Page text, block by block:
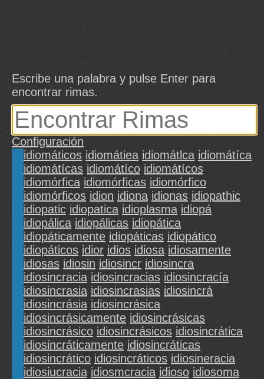
Escribe una palabra y pulse Enter para
encontrar rimas.
Configuración
idiomáticos idiomátiea idiomátlca idiomátíca
idiomátícas idiomátíco idiomátícos
idiomórfica idiomórficas idiomórfico
idiomórficos idion idiona idionas idiopathic
idiopatic idiopatica idioplasma idiopá
idiopálica idiopálicas idiopática
idiopáticamente idiopáticas idiopático
idiopáticos idior idios idiosa idiosamente
idiosas idiosin idiosincr idiosincra
idiosincracia idiosincracias idiosincracía
idiosincrasia idiosincrasias idiosincrá
idiosincrásia idiosincrásica
idiosincrásicamente idiosincrásicas
idiosincrásico idiosincrásicos idiosincrática
idiosincráticamente idiosincráticas
idiosincrático idiosincráticos idiosineracia
idiosiucracia idiosmcracia idioso idiosoma